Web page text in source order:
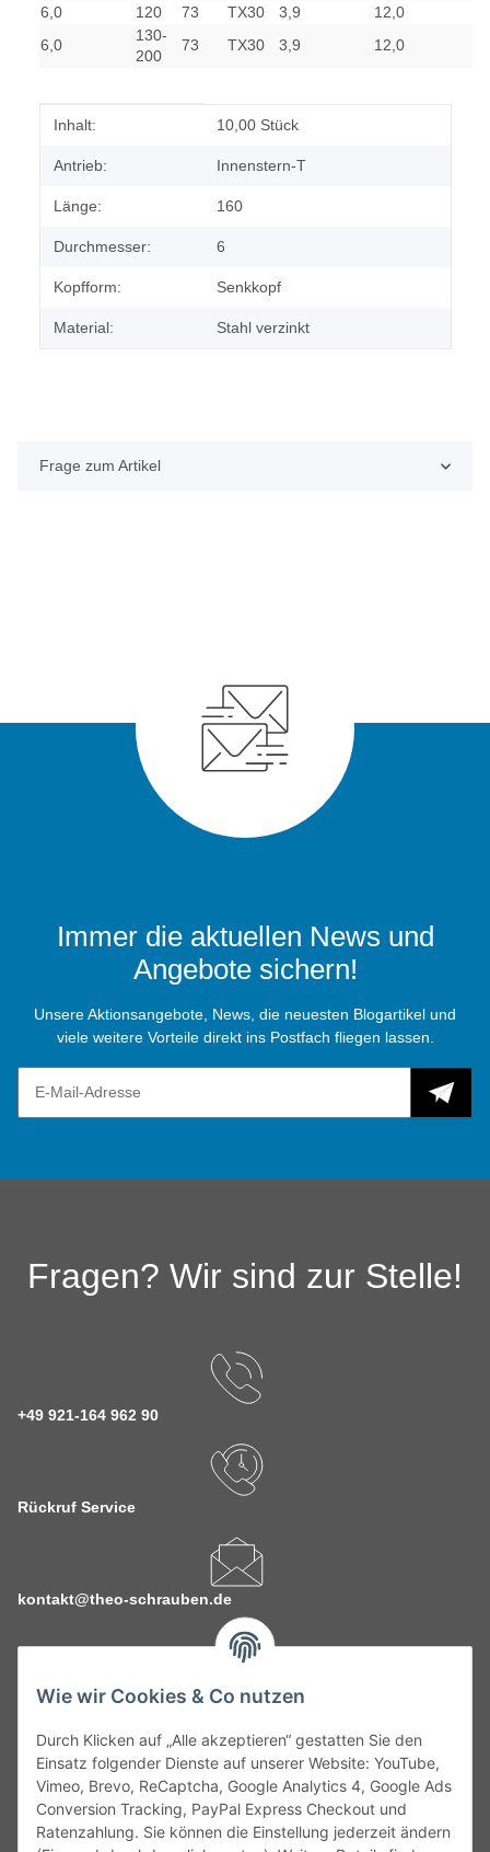
Wie wir Cookies & Co nutzen
Durch Klicken auf „Alle akzeptieren“ gestatten Sie den
Einsatz folgender Dienste auf unserer Website: YouTube,
Vimeo, Brevo, ReCaptcha, Google Analytics 4, Google Ads
Conversion Tracking, PayPal Express Checkout und
Ratenzahlung. Sie können die Einstellung jederzeit ändern
6,0
120 73 TX30 3,9
12,0
6,0
130-
200
73 TX30 3,9 12,0
Produkteigenschaft
Wert
Inhalt: 10,00 Stück
Antrieb: Innenstern-T
Länge: 160
Durchmesser: 6
Kopfform: Senkkopf
Material: Stahl verzinkt
Frage zum Artikel
Immer die aktuellen News und
Angebote sichern!
Unsere Aktionsangebote, News, die neuesten Blogartikel und
viele weitere Vorteile direkt ins Postfach fliegen lassen.
Fragen? Wir sind zur Stelle!
+49 921-164 962 90
Rückruf Service
kontakt@theo-schrauben.de
Service
Gesetzliche Informationen